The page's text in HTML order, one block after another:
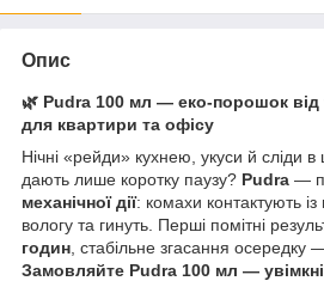
Опис
🌿 Pudra 100 мл — еко-порошок від
для квартири та офісу
Нічні «рейди» кухнею, укуси й сліди
дають лише коротку паузу? Pudra —
механічної дії: комахи контактують
вологу та гинуть. Перші помітні
годин , стабільне згасання осередку
Замовляйте Pudra 100 мл —